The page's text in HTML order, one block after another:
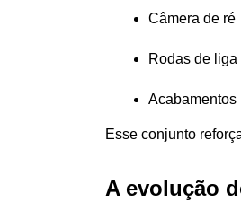
Câmera de ré
Rodas de liga
Acabamentos
Esse conjunto
A evolução